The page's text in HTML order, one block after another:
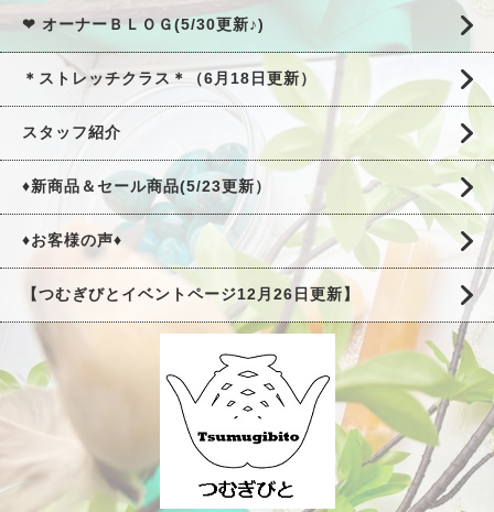
❤ オーナーＢＬＯＧ(5/30更新♪)
＊ストレッチクラス＊（6月18日更新）
スタッフ紹介
♦新商品＆セール商品(5/23更新）
♦お客様の声♦
【つむぎびとイベントページ12月26日更新】